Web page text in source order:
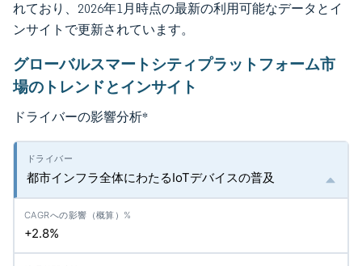
れており、2026年1月時点の最新の利用可能なデータとイ
ンサイトで更新されています。
グローバルスマートシティプラットフォーム市
場のトレンドとインサイト
ドライバーの影響分析*
都市インフラ全体にわたるIoTデバイスの普及
+2.8%